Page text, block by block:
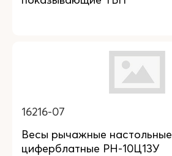
16216-07
Весы рычажные настольные
циферблатные РН-10Ц13У